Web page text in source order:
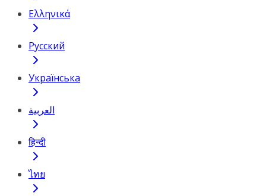
Ελληνικά
Русский
Українська
العربية
हिन्दी
ไทย